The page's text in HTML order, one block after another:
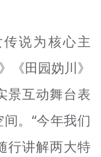
说为核心主
《田园妫川》
景互动舞台表
。“今年我们
行讲解两大特